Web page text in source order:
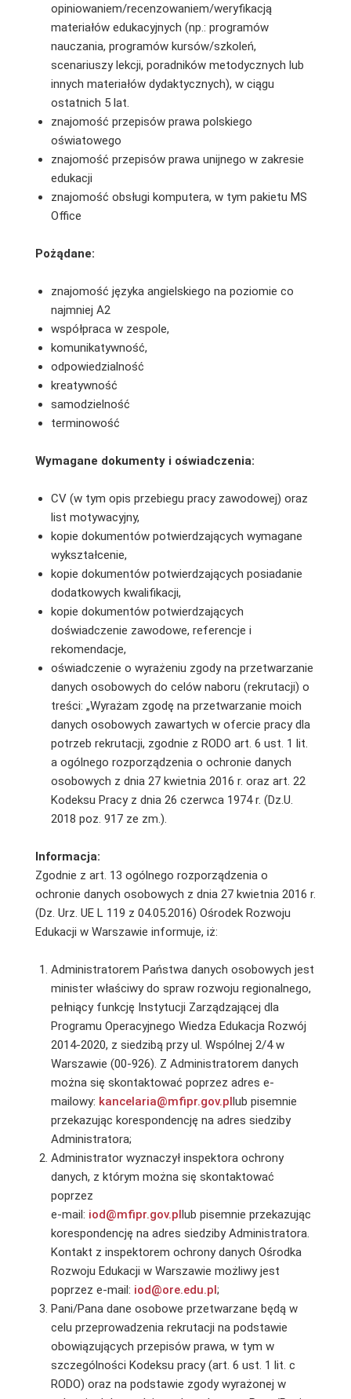
opiniowaniem/recenzowaniem/weryfikacją
materiałów edukacyjnych (np.: programów
nauczania, programów kursów/szkoleń,
scenariuszy lekcji, poradników metodycznych lub
innych materiałów dydaktycznych), w ciągu
ostatnich 5 lat.
znajomość przepisów prawa polskiego
oświatowego
znajomość przepisów prawa unijnego w zakresie
edukacji
znajomość obsługi komputera, w tym pakietu MS
Office
Pożądane:
znajomość języka angielskiego na poziomie co
najmniej A2
współpraca w zespole,
komunikatywność,
odpowiedzialność
kreatywność
samodzielność
terminowość
Wymagane dokumenty i oświadczenia:
CV (w tym opis przebiegu pracy zawodowej) oraz
list motywacyjny,
kopie dokumentów potwierdzających wymagane
wykształcenie,
kopie dokumentów potwierdzających posiadanie
dodatkowych kwalifikacji,
kopie dokumentów potwierdzających
doświadczenie zawodowe, referencje i
rekomendacje,
oświadczenie o wyrażeniu zgody na przetwarzanie
danych osobowych do celów naboru (rekrutacji) o
treści: „Wyrażam zgodę na przetwarzanie moich
danych osobowych zawartych w ofercie pracy dla
potrzeb rekrutacji, zgodnie z RODO art. 6 ust. 1 lit.
a ogólnego rozporządzenia o ochronie danych
osobowych z dnia 27 kwietnia 2016 r. oraz art. 22
Kodeksu Pracy z dnia 26 czerwca 1974 r. (Dz.U.
2018 poz. 917 ze zm.).
Informacja:
Zgodnie z art. 13 ogólnego rozporządzenia o
ochronie danych osobowych z dnia 27 kwietnia 2016 r.
(Dz. Urz. UE L 119 z 04.05.2016) Ośrodek Rozwoju
Edukacji w Warszawie informuje, iż:
Administratorem Państwa danych osobowych jest
minister właściwy do spraw rozwoju regionalnego,
pełniący funkcję Instytucji Zarządzającej dla
Programu Operacyjnego Wiedza Edukacja Rozwój
2014-2020, z siedzibą przy ul. Wspólnej 2/4 w
Warszawie (00-926). Z Administratorem danych
można się skontaktować poprzez adres e-
mailowy: kancelaria@mfipr.gov.pllub pisemnie
przekazując korespondencję na adres siedziby
Administratora;
Administrator wyznaczył inspektora ochrony
danych, z którym można się skontaktować
poprzez
e-mail: iod@mfipr.gov.pllub pisemnie przekazując
korespondencję na adres siedziby Administratora.
Kontakt z inspektorem ochrony danych Ośrodka
Rozwoju Edukacji w Warszawie możliwy jest
poprzez e-mail: iod@ore.edu.pl;
Pani/Pana dane osobowe przetwarzane będą w
celu przeprowadzenia rekrutacji na podstawie
obowiązujących przepisów prawa, w tym w
szczególności Kodeksu pracy (art. 6 ust. 1 lit. c
RODO) oraz na podstawie zgody wyrażonej w